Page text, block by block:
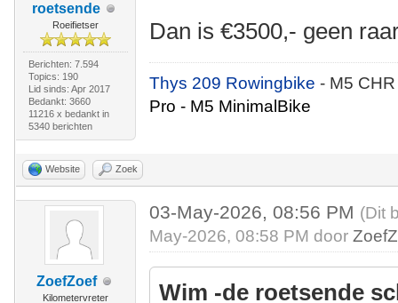
roetsende
Roeifietser
Berichten: 7.594
Topics: 190
Lid sinds: Apr 2017
Bedankt: 3660
11216 x bedankt in
5340 berichten
Dan is €3500,- geen
Thys 209 Rowingbike- M5
Pro - M5 MinimalBike
Website Zoek
ZoefZoef
Kilometervreter
03-May-2026, 08:56 PM (Dit
May-2026, 08:58 PM door
Wim -de roetsende